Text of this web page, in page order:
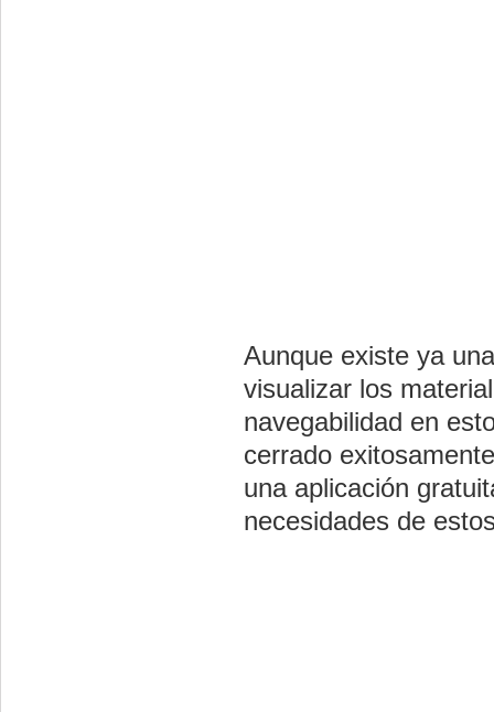
Aunque existe ya
visualizar los
navegabilidad en
cerrado
una aplicación
necesidades de